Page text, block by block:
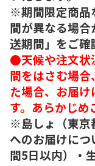
※期間限定商品
間が異なる場
送期間」をご確
●天候や注文状
間をはさむ場
た場合、お届
す。あらかじめ
※島しょ（東京
へのお届けに
間5日以内）・